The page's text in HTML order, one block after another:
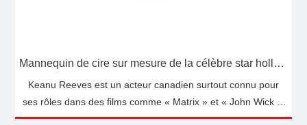
Mannequin de cire sur mesure de la célèbre star hollywoodienne Keanu Reeves | DXDF, Grand Orient Wax Figure
Keanu Reeves est un acteur canadien surtout connu pour
ses rôles dans des films comme « Matrix » et « John Wick ».
Son talent, son charme et sa simplicité lui ont valu une large